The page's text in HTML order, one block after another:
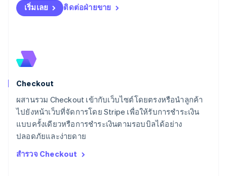
เริ่มเลย ติดต่อฝ่ายขาย
Checkout
ผสานรวม Checkout เข้ากับเว็บไซต์โดยตรงหรือนำลูกค้า
ไปยังหน้าเว็บที่จัดการโดย Stripe เพื่อให้รับการชำระเงิน
แบบครั้งเดียวหรือการชำระเงินตามรอบบิลได้อย่าง
ปลอดภัยและง่ายดาย
สำรวจ Checkout
Deutsch English
ลิทัวเนีย
สโลวาเกีย
English
EnglishItaliano
สวิตเซอร์แลนด์
Deutsch Français Italiano
สวีเดน
SvenskaEnglish
สหรัฐอเมริกา
สหรัฐอาหรับเอมิเรตส์